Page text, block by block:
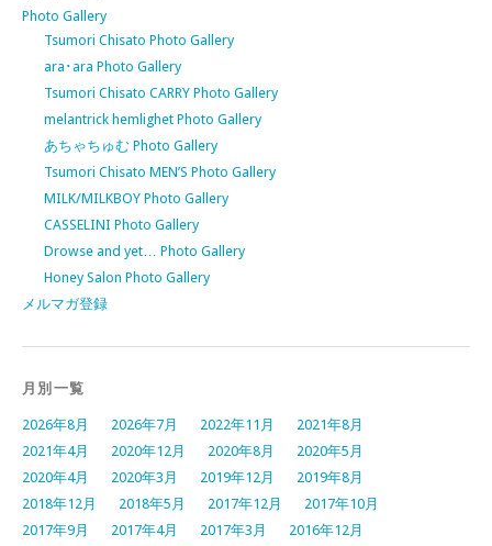
Photo Gallery
Tsumori Chisato Photo Gallery
ara･ara Photo Gallery
Tsumori Chisato CARRY Photo Gallery
melantrick hemlighet Photo Gallery
あちゃちゅむ Photo Gallery
Tsumori Chisato MEN’S Photo Gallery
MILK/MILKBOY Photo Gallery
CASSELINI Photo Gallery
Drowse and yet… Photo Gallery
Honey Salon Photo Gallery
メルマガ登録
月別一覧
2026年8月 2026年7月 2022年11月
2021年8月
2021年4月
2020年12月 2020年8月
2020年5月
2020年4月
2020年3月 2019年12月
2019年8月
2018年12月
2018年5月 2017年12月
2017年10月
2017年9月
2017年4月 2017年3月
2016年12月